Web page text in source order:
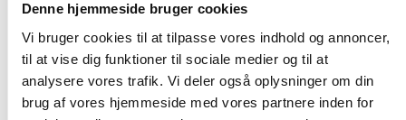
Denne hjemmeside bruger cookies
Vi bruger cookies til at tilpasse vores indhold og annoncer,
til at vise dig funktioner til sociale medier og til at
analysere vores trafik. Vi deler også oplysninger om din
brug af vores hjemmeside med vores partnere inden for
primære formål. Dels giver det en visuel omkransning af motivet
motivet. Især i rammer med alm. glas er sidstnævnte vigtigt, da
ændring i luftfugtigheden ellers kan give skader på motivet pga.
kondensering. Dette ses typisk som bølger langs motivets kant
eller "koronaer" - cirkler inde på midten af motivet.
Kun fototryk, der er beregnet til at kunne sidde direkte bag glas,